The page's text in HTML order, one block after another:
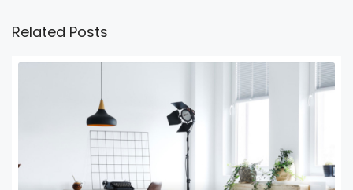
Related Posts